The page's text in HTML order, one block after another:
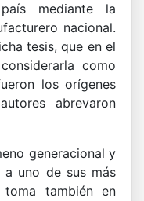
mediante la
nacional.
tesis, que en el
como
los orígenes
abrevaron
generacional y
uno de sus más
toma también en